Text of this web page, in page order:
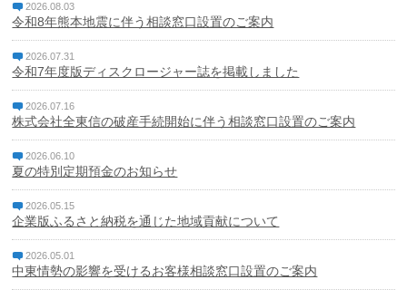
成協ビジネスバンキングサービス
サイトマップ
リンク集
金融商品に係る勧誘方針
2026.08.03
令和8年熊本地震に伴う相談窓口設置のご案内
2026.07.31
令和7年度版ディスクロージャー誌を掲載しました
2026.07.16
株式会社全東信の破産手続開始に伴う相談窓口設置のご案内
2026.06.10
夏の特別定期預金のお知らせ
2026.05.15
企業版ふるさと納税を通じた地域貢献について
2026.05.01
中東情勢の影響を受けるお客様相談窓口設置のご案内